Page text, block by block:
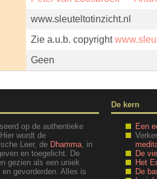
www.sleuteltotinzicht.nl
Zie a.u.b. copyright
Geen
op de authentieke
wordt de
Leer, de Dhamma , in
en toegelicht. De
gezien als een uniek
gevorderden. Alles is
De kern
Een
De
Het
De